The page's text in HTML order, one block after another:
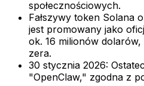
społecznościowych.
Fałszywy token Solana
jest promowany jako
ok. 16 milionów
zera.
30 stycznia 2026:
"OpenClaw," zgodna z